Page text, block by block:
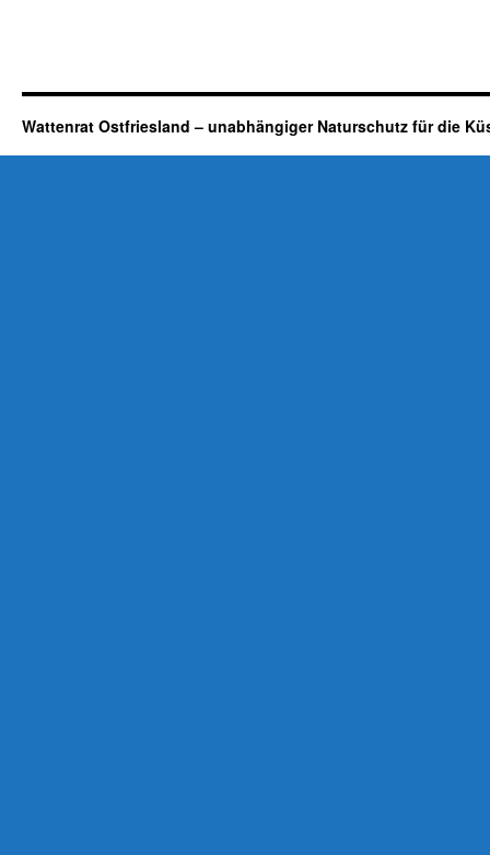
Wattenrat Ostfriesland – unabhängiger Naturschutz für die